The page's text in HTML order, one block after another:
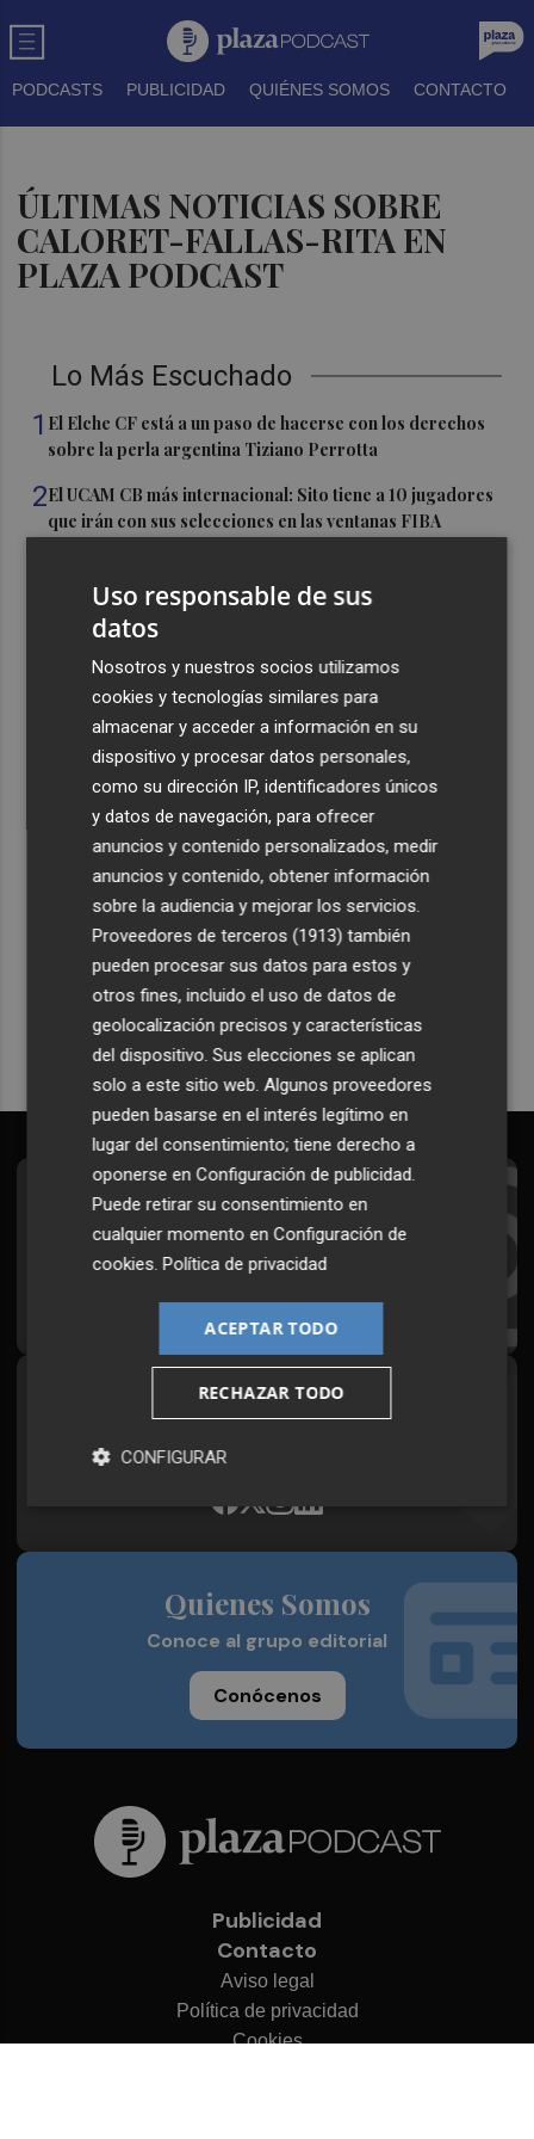
PODCASTS PUBLICIDAD QUIÉNES SOMOS CONTACTO
ÚLTIMAS NOTICIAS SOBRE
CALORET-FALLAS-RITA EN
PLAZA PODCAST
Lo Más Escuchado
1 El Elche CF está a un paso de hacerse con los derechos
sobre la perla argentina Tiziano Perrotta
2El UCAM CB más internacional: Sito tiene a 10 jugadores
que irán con sus selecciones en las ventanas FIBA
exporta a África: Marruecos, el primer destino
La Región de Murcia celebra la Semana de la Juventud
con cinco días de actividades
El coste de la vivienda: 1.338 € netos al mes, el salario
mínimo para poder comprar una vivienda en Castellón
Recibe toda la actualidad de
Plaza Podcast en tu correo
Quiero suscribirme
Suscríbete al Boletín
Todos los días a primera hora en tu email
¡Quiero suscribirme!
Síguenos en redes
Plaza Podcast, desde cualquier medio
Quienes Somos
Conoce al grupo editorial
Conócenos
Publicidad
Contacto
Aviso legal
Política de privacidad
Cookies
Uso responsable de sus
datos
Nosotros y nuestros socios utilizamos
cookies y tecnologías similares para
almacenar y acceder a información en su
dispositivo y procesar datos personales,
como su dirección IP, identificadores únicos
y datos de navegación, para ofrecer
anuncios y contenido personalizados, medir
anuncios y contenido, obtener información
sobre la audiencia y mejorar los servicios.
Proveedores de terceros (1913) también
pueden procesar sus datos para estos y
otros fines, incluido el uso de datos de
geolocalización precisos y características
del dispositivo. Sus elecciones se aplican
solo a este sitio web. Algunos proveedores
pueden basarse en el interés legítimo en
lugar del consentimiento; tiene derecho a
oponerse enConfiguración de publicidad.
Puede retirar su consentimiento en
cualquier momento enConfiguración de
cookies.Política de privacidad
ACEPTAR TODO
RECHAZAR TODO
CONFIGURAR